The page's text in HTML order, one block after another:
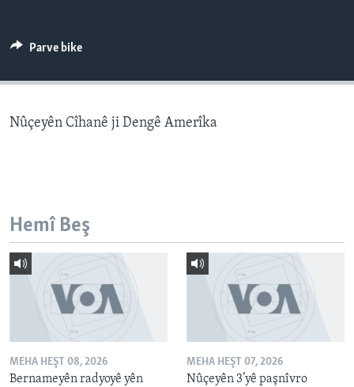
SERNIVÎS
Learning English
Zimanên Din
Parve bike
Nûçeyên Cîhanê ji Dengê Amerîka
Hemî Beş
MEHA HEŞT 08, 2026
Bernameyên radyoyê yên
MEHA HEŞT 07, 2026
Nûçeyên 3’yê paşnîvro